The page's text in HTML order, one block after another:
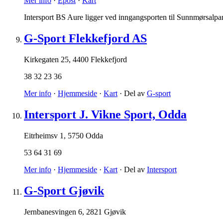
Intersport BS Aure ligger ved inngangsporten til
G-Sport Flekkefjord AS
Kirkegaten 25, 4400 Flekkefjord
38 32 23 36
Mer info · Hjemmeside · Kart · Del av G-sport
Intersport J. Vikne Sport, Odda
Eitrheimsv 1 , 5750 Odda
53 64 31 69
Mer info · Hjemmeside · Kart · Del av Intersport
G-Sport Gjøvik
Jernbanesvingen 6, 2821 Gjøvik